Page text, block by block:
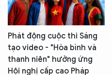
Phát động cuộc thi Sáng
tạo video - "Hòa bình và
thanh niên" hưởng ứng
Hội nghị cấp cao Pháp